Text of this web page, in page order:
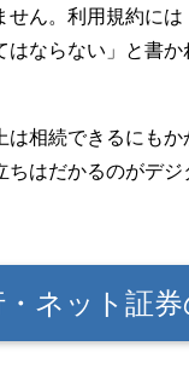
せん。利用規約には
はならない」と書か
は相続できるにも
ちはだかるのがデ
ネット証